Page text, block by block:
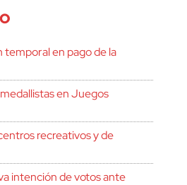
temporal en pago de la
en Juegos
recreativos y de
intención de votos ante